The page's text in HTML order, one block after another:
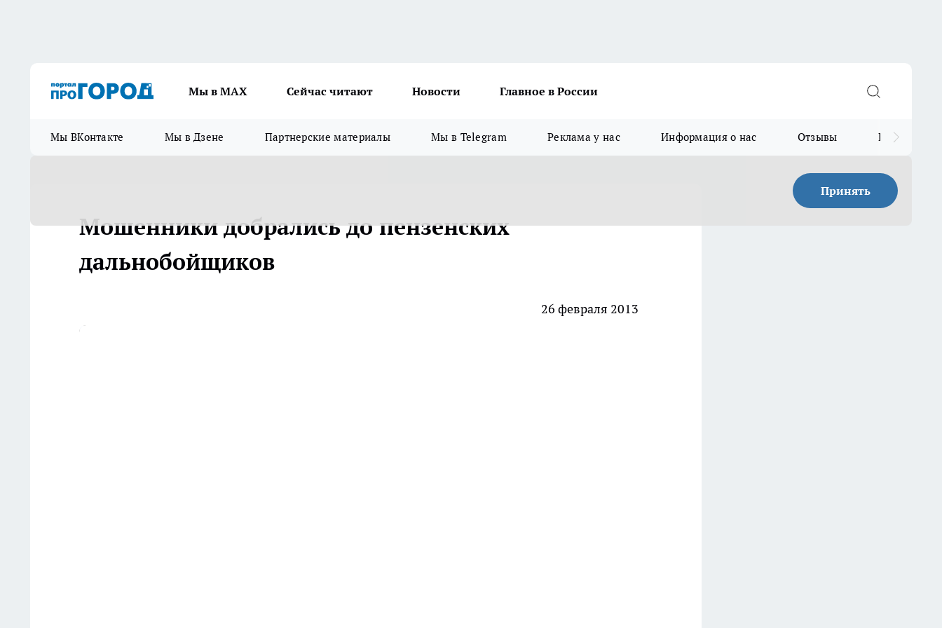
Мы в МАХ Сейчас читают Новости Главное в России
Мы ВКонтакте Мы в Дзене Партнерские материалы Мы в Telegram Реклама у нас Информация о нас Отзывы Прайс для
Принять
Мошенники добрались до пензенских
дальнобойщиков
26 февраля 2013